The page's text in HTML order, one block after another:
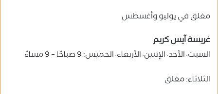
مغلق في يوليو وأغسطس
غريسة آيس كريم
السبت، الأحد، الإثنين، الأربعاء، الخميس: 9 صباحًا – 9 مساءً
الثلاثاء: مغلق